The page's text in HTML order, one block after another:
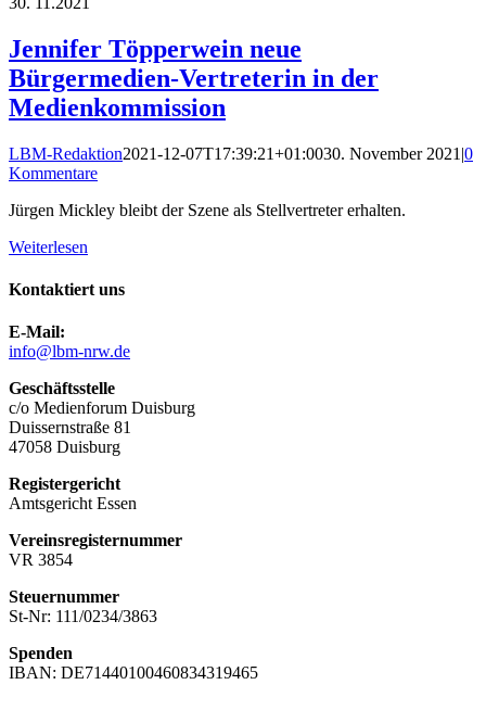
Jennifer Töpperwein neue
Bürgermedien-Vertreterin in der
Medienkommission
LBM-Redaktion2021-12-07T17:39:21+01:0030. November 2021 |0
Kommentare
Jürgen Mickley bleibt der Szene als Stellvertreter erhalten.
Weiterlesen
Kontaktiert uns
E-Mail:
info@lbm-nrw.de
Geschäftsstelle
c/o Medienforum Duisburg
Duissernstraße 81
47058 Duisburg
Registergericht
Amtsgericht Essen
Vereinsregisternummer
VR 3854
Steuernummer
St-Nr: 111/0234/3863
Spenden
IBAN: DE71440100460834319465